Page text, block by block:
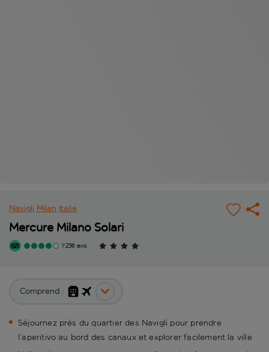
Navigli Milan Italie
Mercure Milano Solari
1'236 avis
Comprend :
Séjournez près du quartier des Navigli pour prendre
l’aperitivo au bord des canaux et explorer facilement la ville